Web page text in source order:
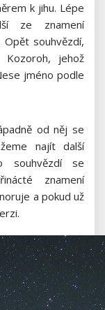
k jihu. Lépe
ze znamení
Opět souhvězdí,
jehož
jméno podle
od něj se
najít další
souhvězdí se
znamení
a pokud už